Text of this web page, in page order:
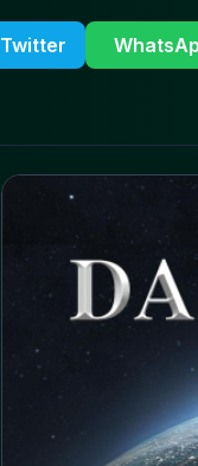
Twitter